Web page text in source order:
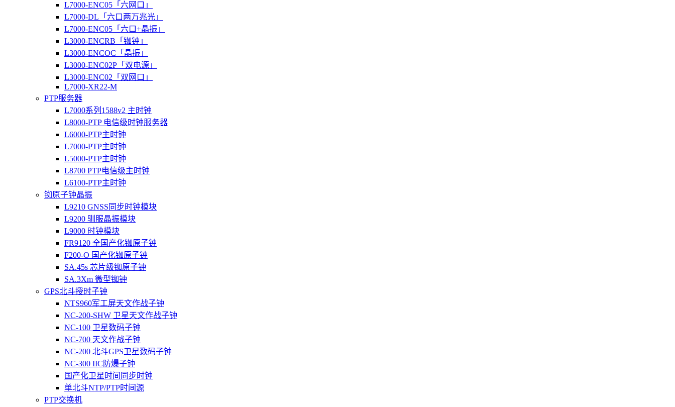
L7000-ENC05「六网口」
L7000-DL「六口两万兆光」
L7000-ENC05「六口+晶振」
L3000-ENCRB「铷钟」
L3000-ENCOC「晶振」
L3000-ENC02P「双电源」
L3000-ENC02「双网口」
L7000-XR22-M
PTP服务器
L7000系列1588v2 主时钟
L8000-PTP 电信级时钟服务器
L6000-PTP主时钟
L7000-PTP主时钟
L5000-PTP主时钟
L8700 PTP电信级主时钟
L6100-PTP主时钟
铷原子钟晶振
L9210 GNSS同步时钟模块
L9200 驯服晶振模块
L9000 时钟模块
FR9120 全国产化铷原子钟
F200-O 国产化铷原子钟
SA.45s 芯片级铷原子钟
SA.3Xm 微型铷钟
GPS北斗授时子钟
NTS960军工屏天文作战子钟
NC-200-SHW 卫星天文作战子钟
NC-100 卫星数码子钟
NC-700 天文作战子钟
NC-200 北斗GPS卫星数码子钟
NC-300 IIC防爆子钟
国产化卫星时间同步时钟
单北斗NTP/PTP时间源
PTP交换机